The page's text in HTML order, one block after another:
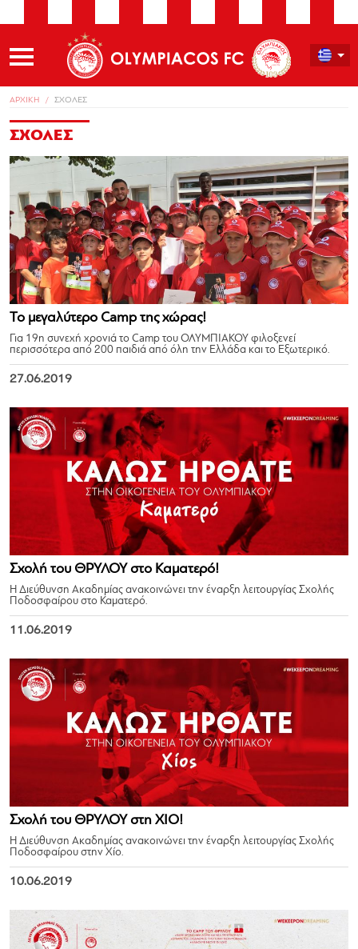
ΑΡΧΙΚΗ ΣΧΟΛΕΣ
ΣΧΟΛΕΣ
Το μεγαλύτερο Camp της χώρας!
Για 19η συνεχή χρονιά το Camp του ΟΛΥΜΠΙΑΚΟΥ φιλοξενεί
περισσότερα από 200 παιδιά από όλη την Ελλάδα και το Εξωτερικό.
27.06.2019
Σχολή του ΘΡΥΛΟΥ στο Καματερό!
Η Διεύθυνση Ακαδημίας ανακοινώνει την έναρξη λειτουργίας Σχολής
Ποδοσφαίρου στο Καματερό.
11.06.2019
Σχολή του ΘΡΥΛΟΥ στη ΧΙΟ!
Η Διεύθυνση Ακαδημίας ανακοινώνει την έναρξη λειτουργίας Σχολής
Ποδοσφαίρου στην Χίο.
10.06.2019